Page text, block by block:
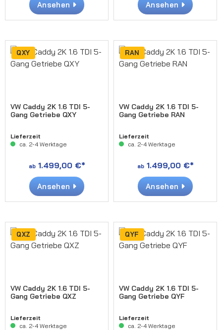
Ansehen Ansehen
QXY
VW Caddy 2K 1.6 TDI 5-
Gang Getriebe QXY
Lieferzeit
ca. 2-4 Werktage
ab1.499,00 €*
Ansehen
RAN
VW Caddy 2K 1.6 TDI 5-
Gang Getriebe RAN
Lieferzeit
ca. 2-4 Werktage
ab1.499,00 €*
Ansehen
QXZ
VW Caddy 2K 1.6 TDI 5-
Gang Getriebe QXZ
Lieferzeit
ca. 2-4 Werktage
QYF
VW Caddy 2K 1.6 TDI 5-
Gang Getriebe QYF
Lieferzeit
ca. 2-4 Werktage